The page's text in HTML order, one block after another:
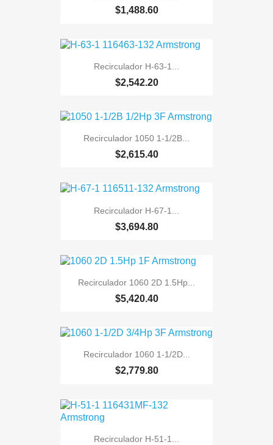
$1,488.60
Recirculador H-63-1...
$2,542.20
Recirculador 1050 1-1/2B...
$2,615.40
Recirculador H-67-1...
$3,694.80
Recirculador 1060 2D 1.5Hp...
$5,420.40
Recirculador 1060 1-1/2D...
$2,779.80
Recirculador H-51-1...